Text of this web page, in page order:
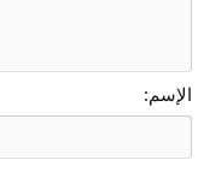
18
22
عنوان 2
عنوان 3
الإسم